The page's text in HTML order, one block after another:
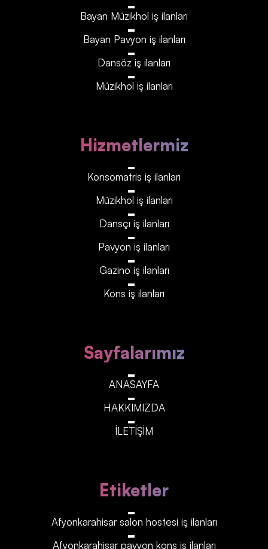
Bayan Müzikhol iş ilanları
Bayan Pavyon iş ilanları
Dansöz iş ilanları
Müzikhol iş ilanları
Hizmetlermiz
Konsomatris iş ilanları
Müzikhol iş ilanları
Dansçı iş ilanları
Pavyon iş ilanları
Gazino iş ilanları
Kons iş ilanları
Sayfalarımız
ANASAYFA
HAKKIMIZDA
İLETİŞİM
Etiketler
Afyonkarahisar‎‎‎‎ salon hostesi iş ilanları
Afyonkarahisar‎‎‎‎ pavyon kons iş ilanları